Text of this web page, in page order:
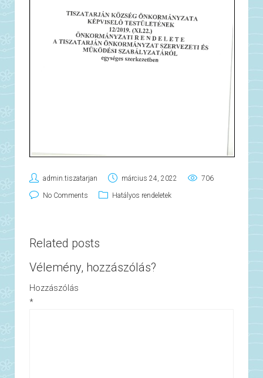
admin.tiszatarjan március 24, 2022 706
No Comments Hatályos rendeletek
Related posts
Vélemény, hozzászólás?
Hozzászólás
*